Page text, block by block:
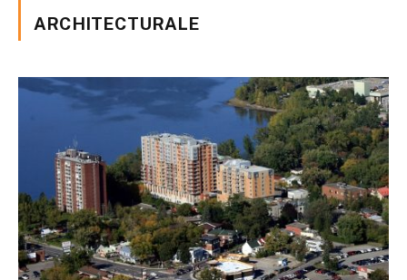
ARCHITECTURALE